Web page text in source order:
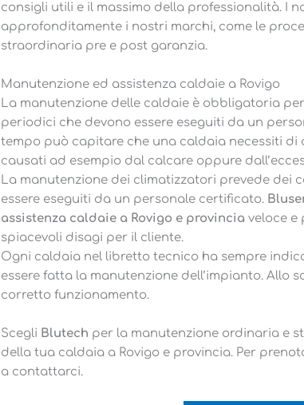
consigli utili e il massimo della professionalità. I
approfonditamente i nostri marchi, come le
straordinaria pre e post garanzia.
Manutenzione ed assistenza caldaie a Rovigo
La manutenzione delle caldaie è obbligatoria per
periodici che devono essere eseguiti da un
tempo può capitare che una caldaia necessiti di
causati ad esempio dal calcare oppure
La manutenzione dei climatizzatori prevede dei
essere eseguiti da un personale certificato.
assistenza caldaie a Rovigo e provincia veloce e
spiacevoli disagi per il cliente.
Ogni caldaia nel libretto tecnico ha sempre
essere fatta la manutenzione dell’impianto. Allo
corretto funzionamento.
Scegli Blutech per la manutenzione ordinaria e
della tua caldaia a Rovigo e provincia. Per
a contattarci.